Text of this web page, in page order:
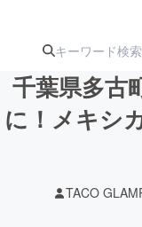
千葉県多古
に！メキシ
TACO